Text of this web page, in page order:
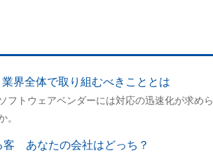
界全体で取り組むべきこととは
フトウェアベンダーには対応の迅速化が求めら
。
客 あなたの会社はどっち？